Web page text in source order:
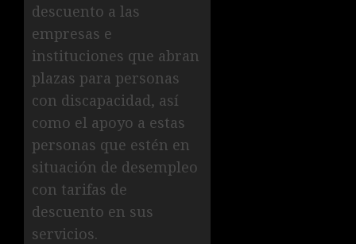
descuento a las
empresas e
instituciones que abran
plazas para personas
con discapacidad, así
como el apoyo a estas
personas que estén en
situación de desempleo
con tarifas de
descuento en sus
servicios.